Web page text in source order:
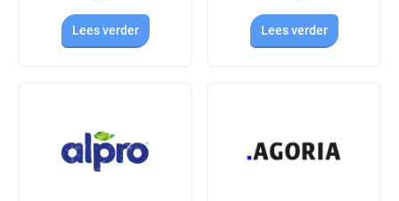
Lees verder Lees verder